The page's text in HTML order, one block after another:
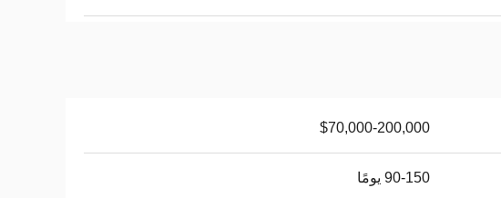
$70,000-200,000
90-150 يومًا